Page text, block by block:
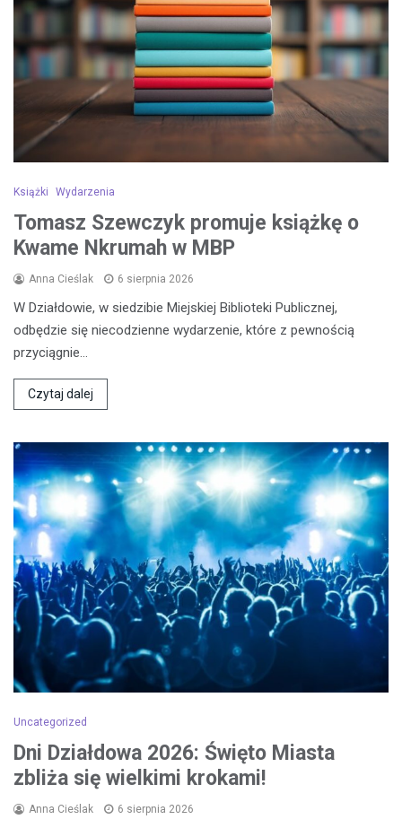
Książki Wydarzenia
Tomasz Szewczyk promuje książkę o
Kwame Nkrumah w MBP
Anna Cieślak 6 sierpnia 2026
W Działdowie, w siedzibie Miejskiej Biblioteki Publicznej,
odbędzie się niecodzienne wydarzenie, które z pewnością
przyciągnie…
Czytaj dalej
Uncategorized
Dni Działdowa 2026: Święto Miasta
zbliża się wielkimi krokami!
Anna Cieślak 6 sierpnia 2026